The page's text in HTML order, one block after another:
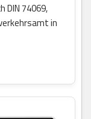
DIN 74069,
in